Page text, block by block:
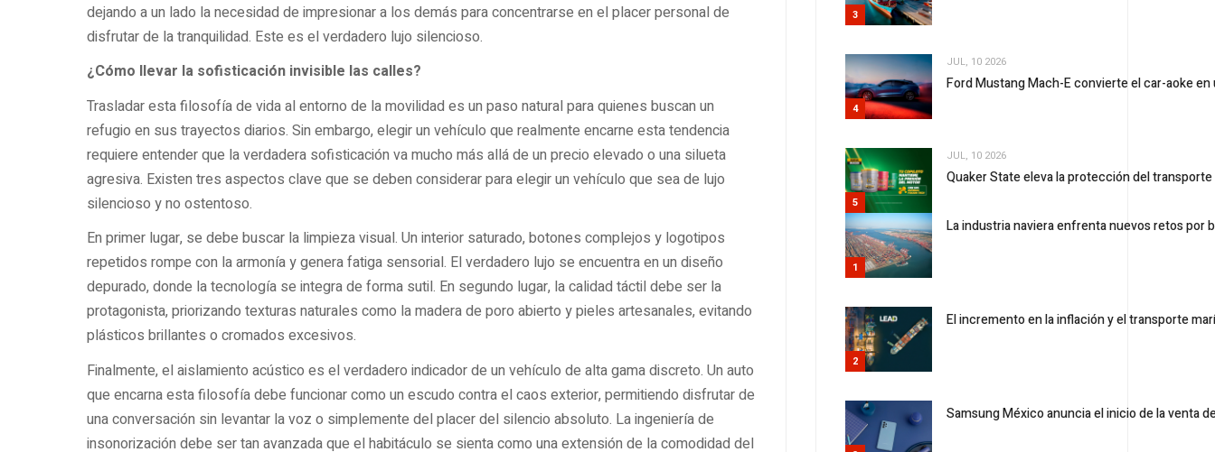
dejando a un lado la necesidad de impresionar a los demás para concentrarse en el placer personal de
disfrutar de la tranquilidad. Este es el verdadero lujo silencioso.
¿Cómo llevar la sofisticación invisible las calles?
Trasladar esta filosofía de vida al entorno de la movilidad es un paso natural para quienes buscan un
refugio en sus trayectos diarios. Sin embargo, elegir un vehículo que realmente encarne esta tendencia
requiere entender que la verdadera sofisticación va mucho más allá de un precio elevado o una silueta
agresiva. Existen tres aspectos clave que se deben considerar para elegir un vehículo que sea de lujo
silencioso y no ostentoso.
En primer lugar, se debe buscar la limpieza visual. Un interior saturado, botones complejos y logotipos
repetidos rompe con la armonía y genera fatiga sensorial. El verdadero lujo se encuentra en un diseño
depurado, donde la tecnología se integra de forma sutil. En segundo lugar, la calidad táctil debe ser la
protagonista, priorizando texturas naturales como la madera de poro abierto y pieles artesanales, evitando
plásticos brillantes o cromados excesivos.
Finalmente, el aislamiento acústico es el verdadero indicador de un vehículo de alta gama discreto. Un auto
que encarna esta filosofía debe funcionar como un escudo contra el caos exterior, permitiendo disfrutar de
una conversación sin levantar la voz o simplemente del placer del silencio absoluto. La ingeniería de
insonorización debe ser tan avanzada que el habitáculo se sienta como una extensión de la comodidad del
3
4
JUL, 10 2026
Ford Mustang Mach-E convierte el car-aoke
5
JUL, 10 2026
Quaker State eleva la protección del
1
La industria naviera enfrenta nuevos retos por
2
El incremento en la inflación y el transporte
Samsung México anuncia el inicio de la venta